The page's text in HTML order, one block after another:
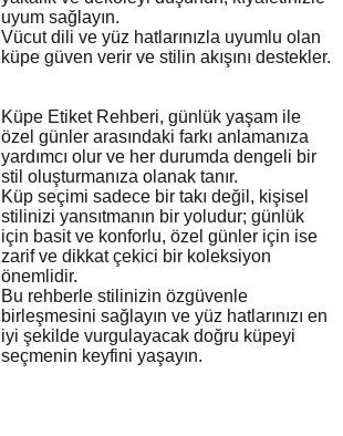
uyum sağlayın.
Vücut dili ve yüz hatlarınızla uyumlu olan
küpe güven verir ve stilin akışını destekler.
Küpe Etiket Rehberi, günlük yaşam ile
özel günler arasındaki farkı anlamanıza
yardımcı olur ve her durumda dengeli bir
stil oluşturmanıza olanak tanır.
Küp seçimi sadece bir takı değil, kişisel
stilinizi yansıtmanın bir yoludur; günlük
için basit ve konforlu, özel günler için ise
zarif ve dikkat çekici bir koleksiyon
önemlidir.
Bu rehberle stilinizin özgüvenle
birleşmesini sağlayın ve yüz hatlarınızı en
iyi şekilde vurgulayacak doğru küpeyi
seçmenin keyfini yaşayın.